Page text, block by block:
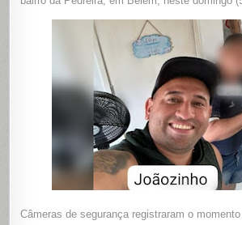
Câmeras de segurança registraram o